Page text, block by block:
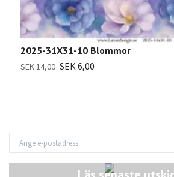
2025-31X31-10 Blommor
SEK 14,00 SEK 6,00